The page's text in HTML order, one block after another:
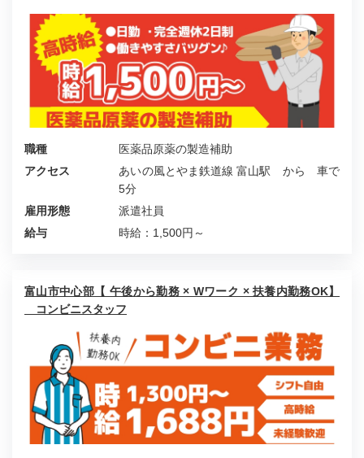
職種
医薬品原薬の製造補助
アクセス
あいの風とやま鉄道線 富山駅 から 車で
5分
雇用形態
派遣社員
給与
時給：1,500円～
富山市中心部【 午後から勤務 × Wワーク × 扶養内勤務OK】
コンビニスタッフ